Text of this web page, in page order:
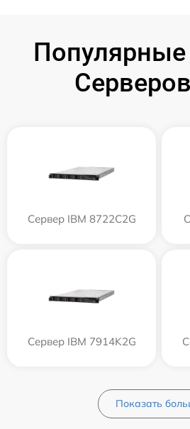
Сервер IBM 8722C2G
Сервер IBM 7914K2G
Показать